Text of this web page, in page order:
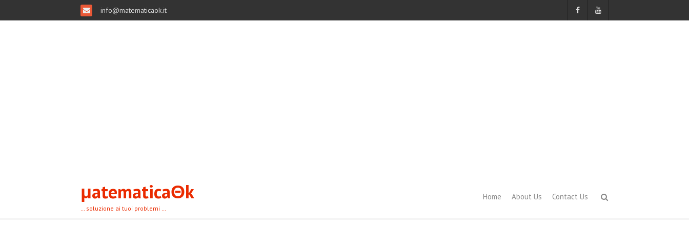
info@matematicaok.it
μatematicaΘk
… soluzione ai tuoi problemi …
Home About Us Contact Us